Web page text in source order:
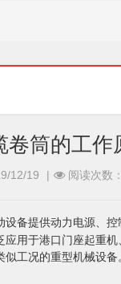
卷筒的工作
12/19 | 阅读次数
设备提供动力电源、
应用于港口门座起重
工况的重型机械设备